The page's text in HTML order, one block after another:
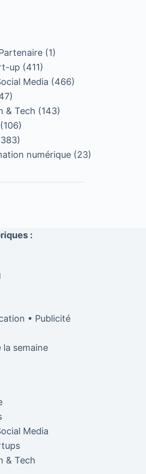
(1)
up (411)
Media (466)
& Tech (143)
(106)
numérique(23)
:
• Publicité
la semaine
Media
& Tech